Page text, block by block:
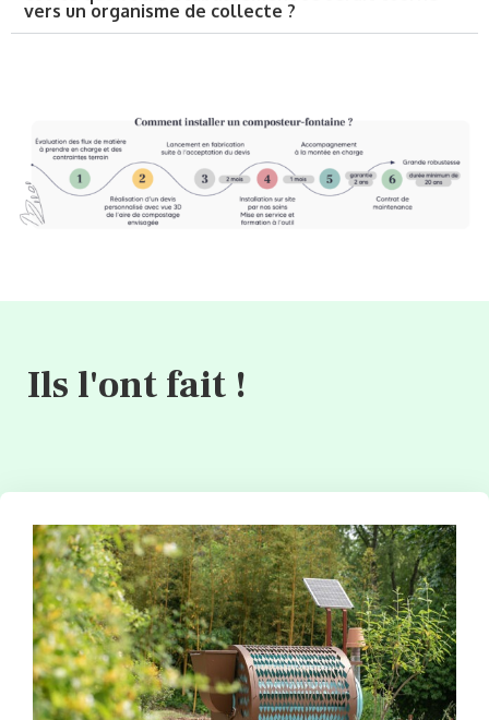
vers un organisme de collecte ?
Ils l'ont fait !